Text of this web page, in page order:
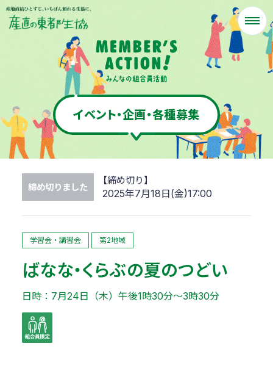
イベント・企画・各種募集
締め切りました
2025年7月18日(金)17:00
学習会・講習会 第2地域
ばなな・くらぶの夏のつどい
日時：7月24日（木）午後1時30分～3時30分